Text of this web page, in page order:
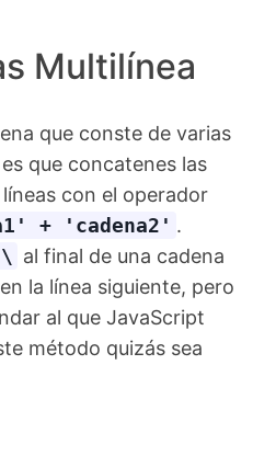
Multilínea
que conste de varias
que concatenes las
con el operador
+ 'cadena2' .
\ al final de una cadena
la línea siguiente, pero
al que JavaScript
método quizás sea